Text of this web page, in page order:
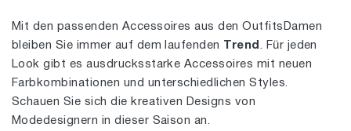
Mit den passenden Accessoires aus den OutfitsDamen
bleiben Sie immer auf dem laufenden
Trend . Für jeden
Look gibt es ausdrucksstarke Accessoires mit neuen
Farbkombinationen und unterschiedlichen Styles.
Schauen Sie sich die kreativen Designs von
Modedesignern in dieser Saison an.